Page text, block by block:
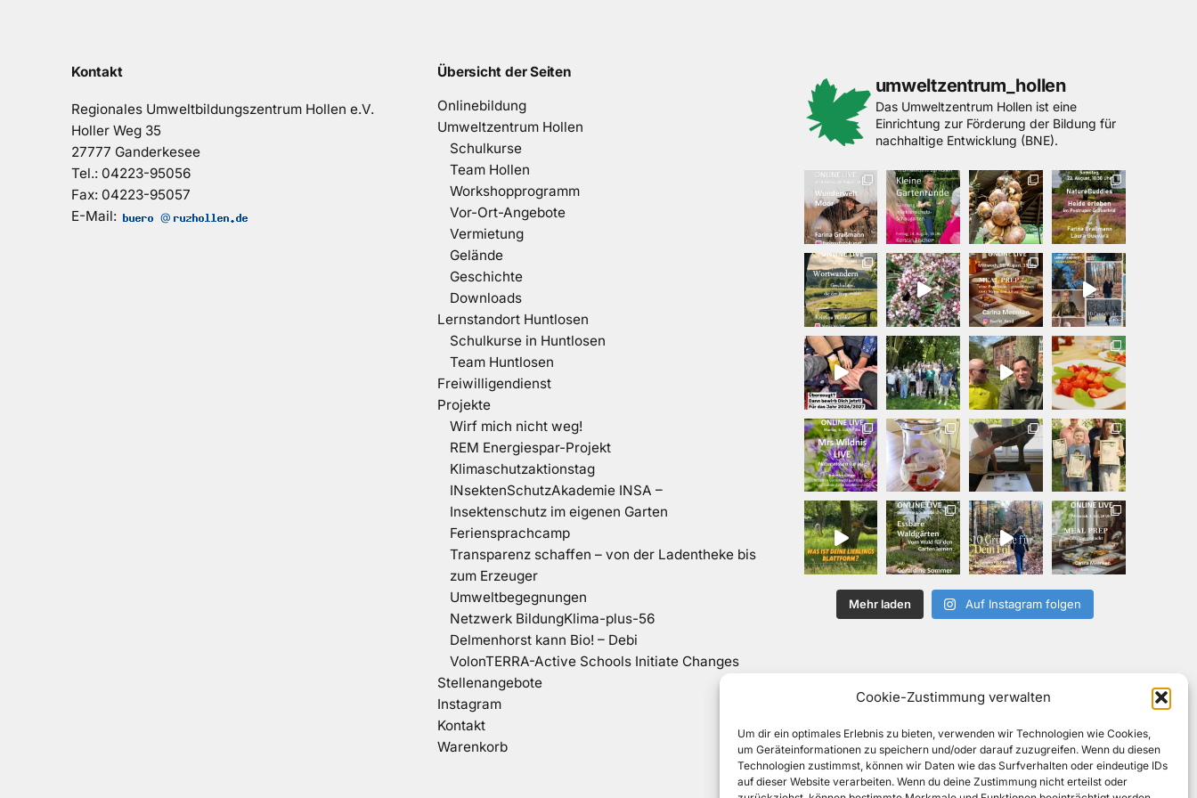
Cookie-Zustimmung verwalten
Um dir ein optimales Erlebnis zu bieten, verwenden wir Technologien wie Cookies,
um Geräteinformationen zu speichern und/oder darauf zuzugreifen. Wenn du diesen
Technologien zustimmst, können wir Daten wie das Surfverhalten oder eindeutige IDs
auf dieser Website verarbeiten. Wenn du deine Zustimmung nicht erteilst oder
Kontakt
Regionales Umweltbildungszentrum Hollen e.V.
Holler Weg 35
27777 Ganderkesee
Tel.: 04223-95056
Fax: 04223-95057
E-Mail:
@
Übersicht der Seiten
Onlinebildung
Umweltzentrum Hollen
Schulkurse
Team Hollen
Workshopprogramm
Vor-Ort-Angebote
Vermietung
Gelände
Geschichte
Downloads
Lernstandort Huntlosen
Schulkurse in Huntlosen
Team Huntlosen
Freiwilligendienst
Projekte
Wirf mich nicht weg!
REM Energiespar-Projekt
Klimaschutzaktionstag
INsektenSchutzAkademie INSA –
Insektenschutz im eigenen Garten
Feriensprachcamp
Transparenz schaffen – von der Ladentheke bis
zum Erzeuger
Umweltbegegnungen
Netzwerk BildungKlima-plus-56
Delmenhorst kann Bio! – Debi
VolonTERRA-Active Schools Initiate Changes
Stellenangebote
Instagram
Kontakt
Warenkorb
umweltzentrum_hollen
Das Umweltzentrum Hollen ist eine
Einrichtung zur Förderung der Bildung für
nachhaltige Entwicklung (BNE).
Mehr laden Auf Instagram folgen